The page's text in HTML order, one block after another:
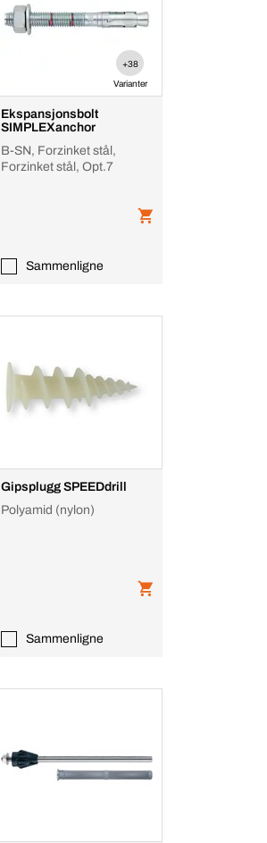
+38
Varianter
Ekspansjonsbolt
SIMPLEXanchor
B-SN, Forzinket stål,
Forzinket stål, Opt.7
Sammenligne
Gipsplugg SPEEDdrill
Polyamid (nylon)
Sammenligne